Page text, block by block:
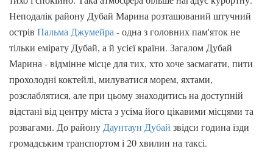
Неподалік району Дубай Марина розташований штучний
острів Пальма Джумейра - одна з головних пам'яток не
тільки емірату Дубай, а й усієї країни. Загалом Дубай
Марина - відмінне місце для тих, хто хоче засмагати, пити
прохолодні коктейлі, милуватися морем, яхтами,
розслаблятися, але при цьому знаходитись на доступній
відстані від центру міста з усіма його цікавими місцями та
розвагами. До району Даунтаун Дубай звідси година їзди
громадським транспортом і 20 хвилин на таксі.